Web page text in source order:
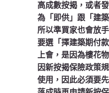
高成數按揭，或者
為「即供」跟「建
所以準買家也會放
要選「擇建築期付
上會，是因為樓花
因新按揭保險政策
使用，因此必須要